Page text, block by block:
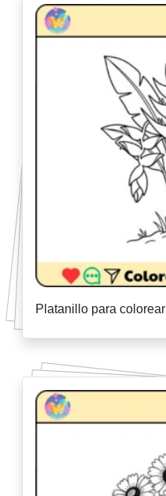
Platanillo para colorear